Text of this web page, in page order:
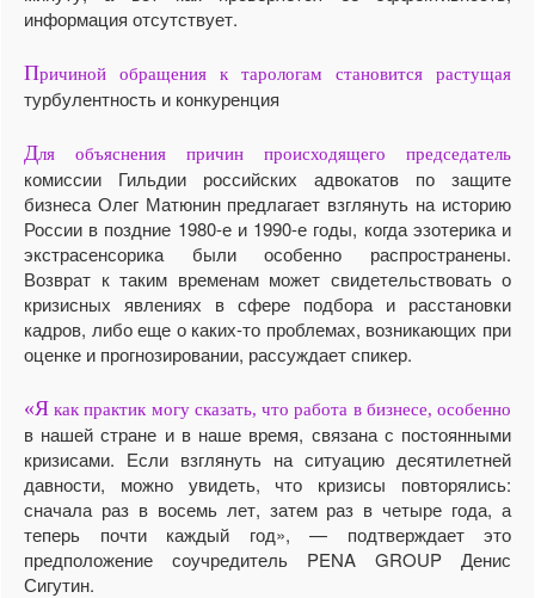
информация отсутствует.
Причиной обращения к тарологам становится растущая
турбулентность и конкуренция
Для объяснения причин происходящего председатель
комиссии Гильдии российских адвокатов по защите
бизнеса Олег Матюнин предлагает взглянуть на историю
России в поздние 1980-е и 1990-е годы, когда эзотерика и
экстрасенсорика были особенно распространены.
Возврат к таким временам может свидетельствовать о
кризисных явлениях в сфере подбора и расстановки
кадров, либо еще о каких-то проблемах, возникающих при
оценке и прогнозировании, рассуждает спикер.
«Я как практик могу сказать, что работа в бизнесе, особенно
в нашей стране и в наше время, связана с постоянными
кризисами. Если взглянуть на ситуацию десятилетней
давности, можно увидеть, что кризисы повторялись:
сначала раз в восемь лет, затем раз в четыре года, а
теперь почти каждый год», — подтверждает это
предположение соучредитель PENA GROUP Денис
Сигутин.